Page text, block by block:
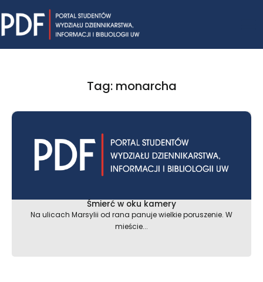
to
content
Tag: monarcha
Śmierć w oku kamery
Na ulicach Marsylii od rana panuje wielkie poruszenie. W
mieście...